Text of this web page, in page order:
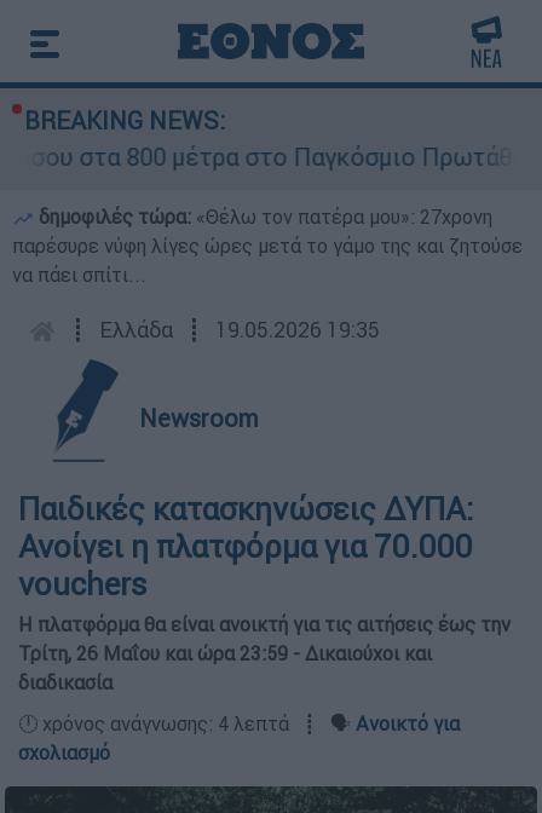
BREAKING NEWS:
800 μέτρα στο Παγκόσμιο Πρωτάθλημα
δημοφιλές τώρα: «Θέλω τον πατέρα μου»: 27χρονη
παρέσυρε νύφη λίγες ώρες μετά το γάμο της και ζητούσε
να πάει σπίτι...
┋ Ελλάδα ┋ 19.05.2026 19:35
Newsroom
Παιδικές κατασκηνώσεις ΔΥΠΑ:
Ανοίγει η πλατφόρμα για 70.000
vouchers
Η πλατφόρμα θα είναι ανοικτή για τις αιτήσεις έως την
Τρίτη, 26 Μαΐου και ώρα 23:59 - Δικαιούχοι και
διαδικασία
🕛 χρόνος ανάγνωσης: 4 λεπτά ┋ 🗣️ Ανοικτό για
σχολιασμό